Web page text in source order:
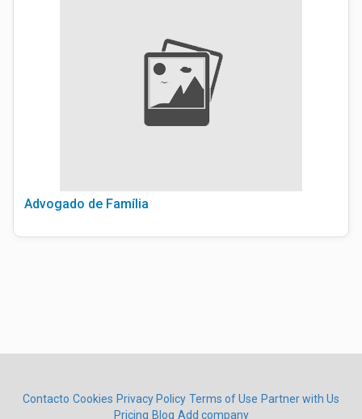
Advogado de Família
Contacto Cookies Privacy Policy Terms of Use Partner with Us
Pricing Blog Add company